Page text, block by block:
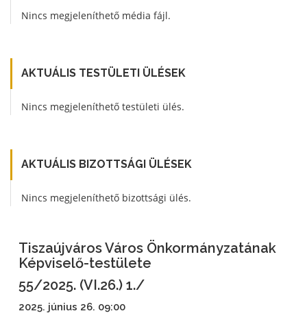
Nincs megjeleníthető média fájl.
AKTUÁLIS TESTÜLETI ÜLÉSEK
Nincs megjeleníthető testületi ülés.
AKTUÁLIS BIZOTTSÁGI ÜLÉSEK
Nincs megjeleníthető bizottsági ülés.
Tiszaújváros Város Önkormányzatának
Képviselő-testülete
55/2025. (VI.26.) 1./
2025. június 26. 09:00